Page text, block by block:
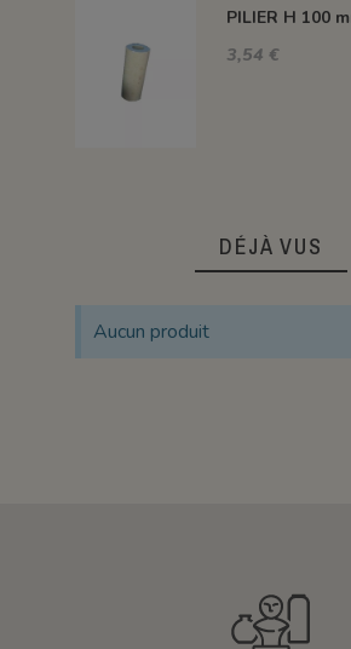
3,54 €
DÉJÀ VUS
Aucun produit